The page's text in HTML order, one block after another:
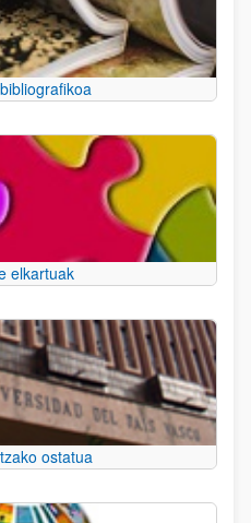
elkartuak
ostatua